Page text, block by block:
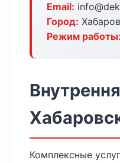
Email:
Город:
Режим работы:
Комплексные